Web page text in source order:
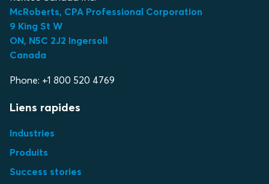
McRoberts, CPA Professional Corporation
9 King St W
ON, N5C 2J2 Ingersoll
Canada
Phone: +1 800 520 4769
Liens rapides
Industries
Produits
Success stories